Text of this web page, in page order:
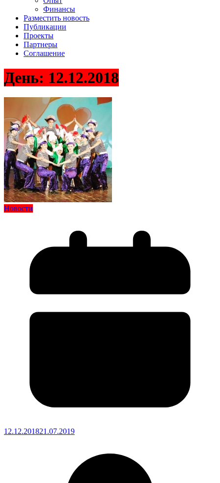
Финансы
Разместить новость
Публикации
Проекты
Партнеры
Соглашение
День: 12.12.2018
Новости
12.12.201821.07.2019